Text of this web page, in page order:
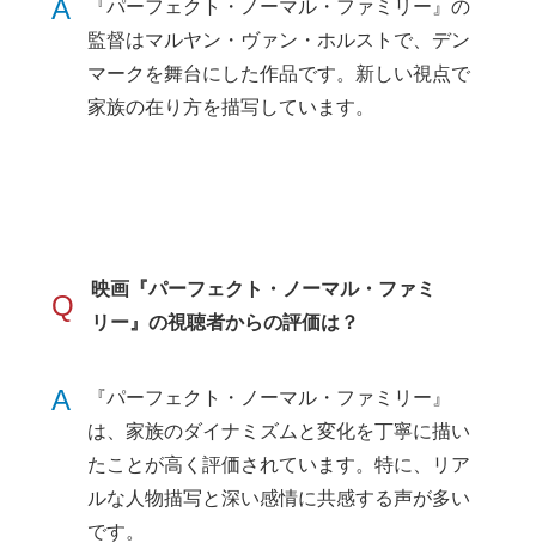
A
『パーフェクト・ノーマル・ファミリー』の
監督はマルヤン・ヴァン・ホルストで、デン
マークを舞台にした作品です。新しい視点で
家族の在り方を描写しています。
Q
映画『パーフェクト・ノーマル・ファミ
リー』の視聴者からの評価は？
A
『パーフェクト・ノーマル・ファミリー』
は、家族のダイナミズムと変化を丁寧に描い
たことが高く評価されています。特に、リア
ルな人物描写と深い感情に共感する声が多い
です。